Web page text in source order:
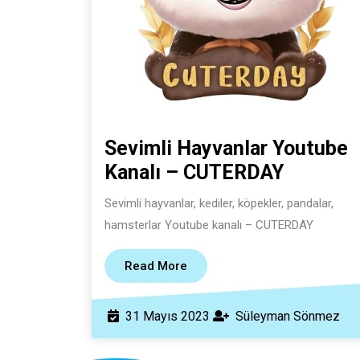
Sevimli Hayvanlar Youtube
Kanalı – CUTERDAYSevimli
Youtube
Sevimli hayvanlar, kediler, köpekler, pandalar,
hamsterlar Youtube kanalı – CUTERDAY
Read More Read
More
31 Mayıs 2023 31
Mayıs
Süleyman Sönmez